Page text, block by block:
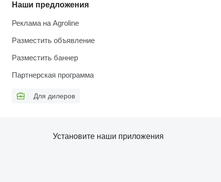
Наши предложения
Реклама на Agroline
Разместить объявление
Разместить баннер
Партнерская программа
Для дилеров
Установите наши приложения